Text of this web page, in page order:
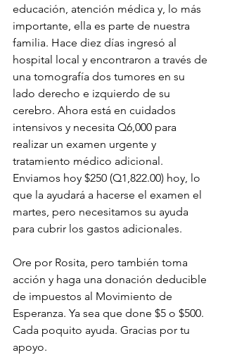
educación, atención médica y, lo más
importante, ella es parte de nuestra
familia. Hace diez días ingresó al
hospital local y encontraron a través de
una tomografía dos tumores en su
lado derecho e izquierdo de su
cerebro. Ahora está en cuidados
intensivos y necesita Q6,000 para
realizar un examen urgente y
tratamiento médico adicional.
Enviamos hoy $250 (Q1,822.00) hoy, lo
que la ayudará a hacerse el examen el
martes, pero necesitamos su ayuda
para cubrir los gastos adicionales.
Ore por Rosita, pero también toma
acción y haga una donación deducible
de impuestos al Movimiento de
Esperanza. Ya sea que done $5 o $500.
Cada poquito ayuda. Gracias por tu
apoyo.